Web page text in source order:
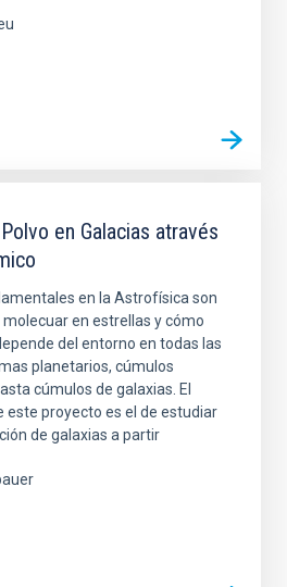
en Galacias através
en la Astrofísica son
molecuar en estrellas y cómo
del entorno en todas las
planetarios, cúmulos
cúmulos de galaxias. El
este proyecto es el de estudiar
de galaxias a partir